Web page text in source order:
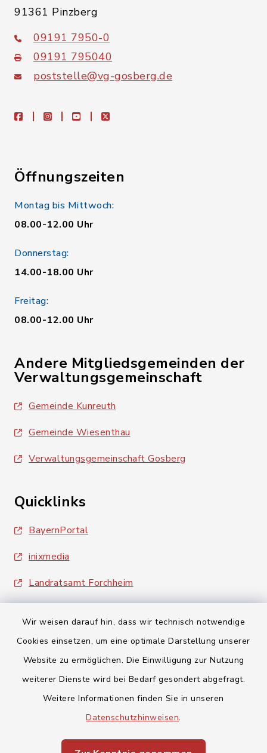
Wir weisen darauf hin, dass wir technisch notwendige
Cookies einsetzen, um eine optimale Darstellung unserer
Website zu ermöglichen. Die Einwilligung zur Nutzung
weiterer Dienste wird bei Bedarf gesondert abgefragt.
Weitere Informationen finden Sie in unseren
Datenschutzhinweisen.
91361 Pinzberg
09191 7950-0
09191 795040
poststelle@vg-gosberg.de
facebookinstagramyoutubeX
Öffnungszeiten
Montag bis Mittwoch:
08.00-12.00 Uhr
Donnerstag:
14.00-18.00 Uhr
Freitag:
08.00-12.00 Uhr
Andere Mitgliedsgemeinden der
Verwaltungsgemeinschaft
Gemeinde Kunreuth
Gemeinde Wiesenthau
Verwaltungsgemeinschaft Gosberg
Quicklinks
BayernPortal
inixmedia
Landratsamt Forchheim
Barrierefreiheit